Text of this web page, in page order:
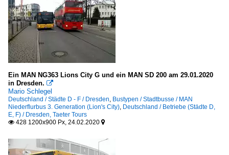
Ein MAN NG363 Lions City G und ein MAN SD 200 am 29.01.2020
in Dresden. 
Mario Schlegel
Deutschland / Städte D - F / Dresden, Bustypen / Stadtbusse / MAN
Niederflurbus 3. Generation (Lion's City), Deutschland / Betriebe (Städte D,
E, F) / Dresden, Taeter Tours
 428 1200x900 Px, 24.02.2020 